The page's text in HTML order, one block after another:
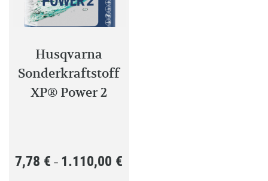
Husqvarna
Sonderkraftstoff
XP® Power 2
7,78 € – 1.110,00 €